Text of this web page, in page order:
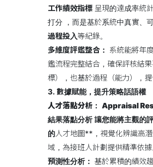
工作績效指標 呈現的達成率統
打分 ，而是基於系統中真實、
過程投入等紀錄。
多維度評鑑整合： 系統能將年
鑑流程完整結合，確保評核結
標），也基於過程（能力），提
3. 數據賦能，提升策略話語權
人才落點分析： Appraisal
結果落點分析讓您能將主觀的
的人才地圖**，視覺化辨識高
域，為接班人計劃提供精準依據
預測性分析： 基於累積的績效